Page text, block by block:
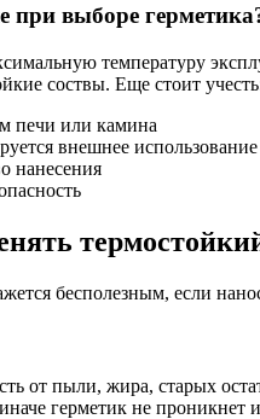
при выборе
температуру
соствы. Еще стоит
печи или камина
внешнее использование
нанесения
бесполезным, если
от пыли, жира, старых
герметик не проникнет